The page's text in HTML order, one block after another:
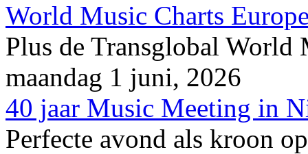
World Music Charts
Plus de Transglobal World
maandag 1 juni, 2026
40 jaar Music Meeting in
Perfecte avond als kroon